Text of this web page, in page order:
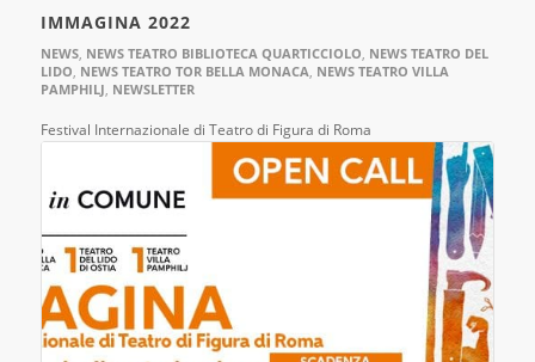
IMMAGINA 2022
NEWS, NEWS TEATRO BIBLIOTECA QUARTICCIOLO, NEWS TEATRO DEL
LIDO, NEWS TEATRO TOR BELLA MONACA, NEWS TEATRO VILLA
PAMPHILJ, NEWSLETTER
Festival Internazionale di Teatro di Figura di Roma